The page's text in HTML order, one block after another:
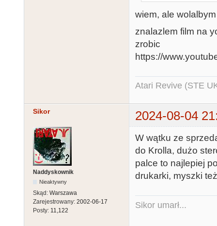
wiem, ale
znalazlem film na
zrobic
https://
Atari Revive (STE
Sikor 2024-08-04
Naddyskownik
Nieaktywny
Skąd: Warszawa
Zarejestrowany: 2002-06-17
Posty: 11,122
W wątku ze
do Krolla, dużo
palce to najlepiej
drukarki, myszki
Sikor umarł...